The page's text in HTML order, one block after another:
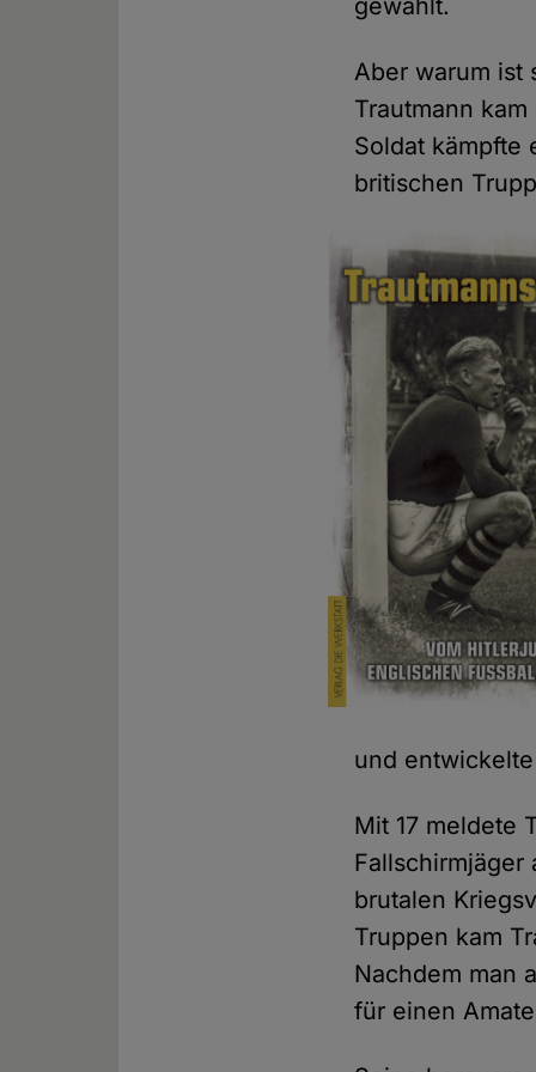
gewählt.
Aber warum ist
Trautmann
Soldat kämpfte
britischen
und
Mit 17 meldete
brutalen
Truppen kam
Nachdem man
für einen